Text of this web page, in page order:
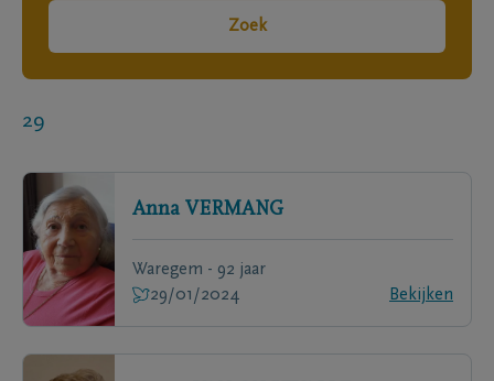
Zoek
29
Anna VERMANG
Waregem - 92 jaar
29/01/2024
Bekijken